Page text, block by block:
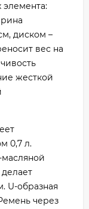
элемента:
диском –
вес на
жесткой
0,7 л.
масляной
U-образная
через